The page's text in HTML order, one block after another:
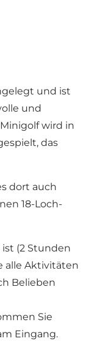
und ist
und
wird in
das
dort auch
18-Loch-
(2 Stunden
alle Aktivitäten
Belieben
Sie
Eingang.